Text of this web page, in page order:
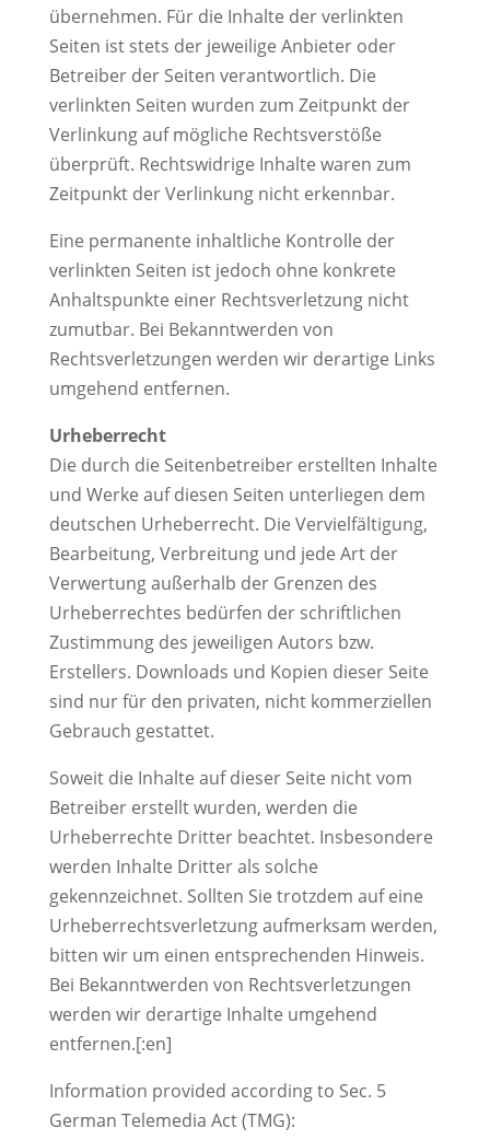
übernehmen. Für die Inhalte der verlinkten
Seiten ist stets der jeweilige Anbieter oder
Betreiber der Seiten verantwortlich. Die
verlinkten Seiten wurden zum Zeitpunkt der
Verlinkung auf mögliche Rechtsverstöße
überprüft. Rechtswidrige Inhalte waren zum
Zeitpunkt der Verlinkung nicht erkennbar.
Eine permanente inhaltliche Kontrolle der
verlinkten Seiten ist jedoch ohne konkrete
Anhaltspunkte einer Rechtsverletzung nicht
zumutbar. Bei Bekanntwerden von
Rechtsverletzungen werden wir derartige Links
umgehend entfernen.
Urheberrecht
Die durch die Seitenbetreiber erstellten Inhalte
und Werke auf diesen Seiten unterliegen dem
deutschen Urheberrecht. Die Vervielfältigung,
Bearbeitung, Verbreitung und jede Art der
Verwertung außerhalb der Grenzen des
Urheberrechtes bedürfen der schriftlichen
Zustimmung des jeweiligen Autors bzw.
Erstellers. Downloads und Kopien dieser Seite
sind nur für den privaten, nicht kommerziellen
Gebrauch gestattet.
Soweit die Inhalte auf dieser Seite nicht vom
Betreiber erstellt wurden, werden die
Urheberrechte Dritter beachtet. Insbesondere
werden Inhalte Dritter als solche
gekennzeichnet. Sollten Sie trotzdem auf eine
Urheberrechtsverletzung aufmerksam werden,
bitten wir um einen entsprechenden Hinweis.
Bei Bekanntwerden von Rechtsverletzungen
werden wir derartige Inhalte umgehend
entfernen.[:en]
Information provided according to Sec. 5
German Telemedia Act (TMG):